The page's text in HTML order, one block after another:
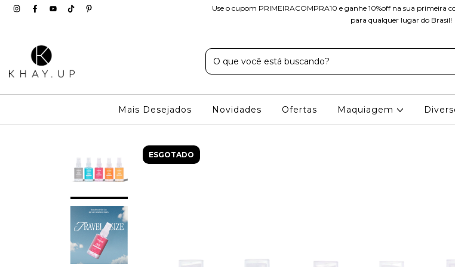
Use o cupom PRIMEIRACOMPRA10 e ganhe 10%off na sua primeira
para qualquer lugar do Brasil!
Mais Desejados Novidades Ofertas Maquiagem
ESGOTADO